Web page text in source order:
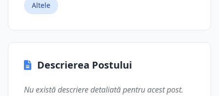
Altele
Descrierea Postului
Nu există descriere detaliată pentru acest post.